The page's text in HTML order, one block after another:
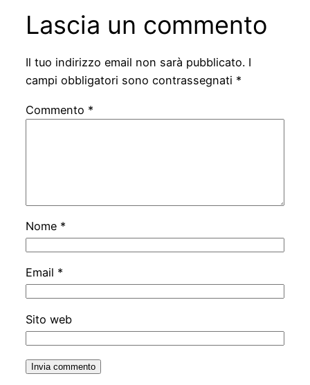
Lascia un commento
Il tuo indirizzo email non sarà pubblicato. I
campi obbligatori sono contrassegnati *
Commento *
Nome *
Email *
Sito web